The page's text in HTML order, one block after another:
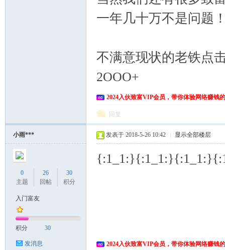
一年几十万不是问题
不满意现状的老铁点
2OOO+
2024入伙致富VIP会员，带你体验网络赚钱
回复
小雨***
0
主题
26
回帖
30
积分
入门富友
积分 30
发消息
发表于 2018-5-26 10:42 显示全部楼层
2024入伙致富VIP会员，带你体验网络赚钱